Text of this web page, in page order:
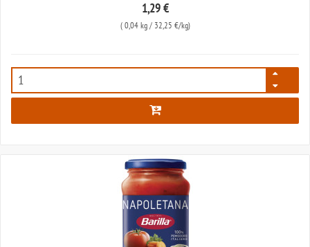
1,29 €
( 0,04 kg/ 32,25 €/kg)
2784